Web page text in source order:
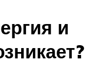
и